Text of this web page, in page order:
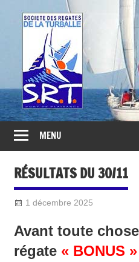
MENU
RÉSULTATS DU 30/11
1 décembre 2025
Avant toute
régate « BONUS